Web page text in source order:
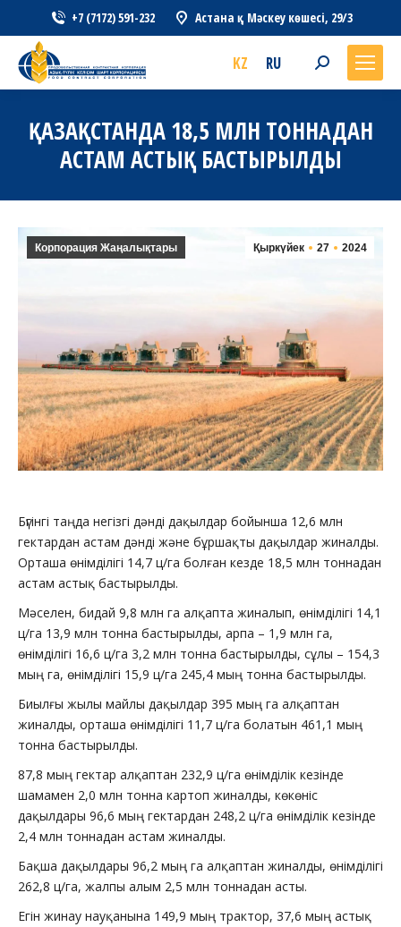
+7 (7172) 591-232 Астана қ., Мәскеу көшесі, 29/3
KZ RU Search:
ҚАЗАҚСТАНДА 18,5 МЛН ТОННАДАН
АСТАМ АСТЫҚ БАСТЫРЫЛДЫ
Қыркүйек 27 2024
Корпорация Жаңалықтары
Бүгінгі таңда негізгі дәнді дақылдар бойынша 12,6 млн
гектардан астам дәнді және бұршақты дақылдар жиналды.
Орташа өнімділігі 14,7 ц/га болған кезде 18,5 млн тоннадан
астам астық бастырылды.
Мәселен, бидай 9,8 млн га алқапта жиналып, өнімділігі 14,1
ц/га 13,9 млн тонна бастырылды, арпа – 1,9 млн га,
өнімділігі 16,6 ц/га 3,2 млн тонна бастырылды, сұлы – 154,3
мың га, өнімділігі 15,9 ц/га 245,4 мың тонна бастырылды.
Биылғы жылы майлы дақылдар 395 мың га алқаптан
жиналды, орташа өнімділігі 11,7 ц/га болатын 461,1 мың
тонна бастырылды.
87,8 мың гектар алқаптан 232,9 ц/га өнімділік кезінде
шамамен 2,0 млн тонна картоп жиналды, көкөніс
дақылдары 96,6 мың гектардан 248,2 ц/га өнімділік кезінде
2,4 млн тоннадан астам жиналды.
Бақша дақылдары 96,2 мың га алқаптан жиналды, өнімділігі
262,8 ц/га, жалпы алым 2,5 млн тоннадан асты.
Егін жинау науқанына 149,9 мың трактор, 37,6 мың астық